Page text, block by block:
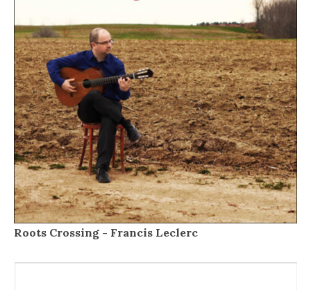
Roots Crossing - Francis Leclerc